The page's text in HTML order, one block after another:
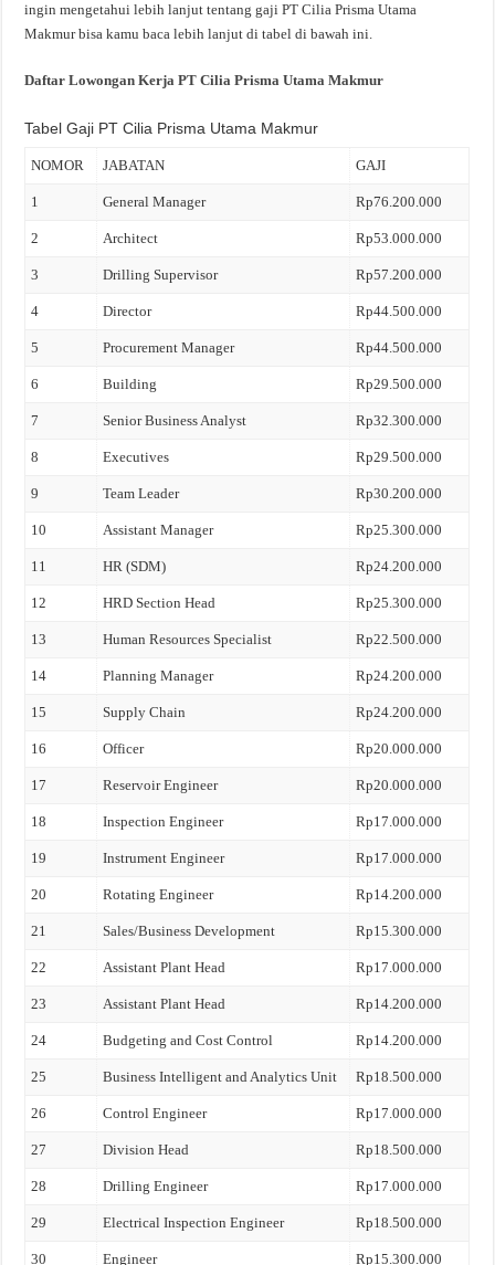
ingin mengetahui lebih lanjut tentang gaji PT Cilia Prisma Utama
Makmur bisa kamu baca lebih lanjut di tabel di bawah ini.
Daftar Lowongan Kerja PT Cilia Prisma Utama Makmur
Tabel Gaji PT Cilia Prisma Utama Makmur
NOMOR JABATAN GAJI
1 General Manager Rp76.200.000
2 Architect Rp53.000.000
3 Drilling Supervisor Rp57.200.000
4 Director Rp44.500.000
5 Procurement Manager Rp44.500.000
6 Building Rp29.500.000
7 Senior Business Analyst Rp32.300.000
8 Executives Rp29.500.000
9 Team Leader Rp30.200.000
10 Assistant Manager Rp25.300.000
11 HR (SDM) Rp24.200.000
12 HRD Section Head Rp25.300.000
13 Human Resources Specialist Rp22.500.000
14 Planning Manager Rp24.200.000
15 Supply Chain Rp24.200.000
16 Officer Rp20.000.000
17 Reservoir Engineer Rp20.000.000
18 Inspection Engineer Rp17.000.000
19 Instrument Engineer Rp17.000.000
20 Rotating Engineer Rp14.200.000
21 Sales/Business Development Rp15.300.000
22 Assistant Plant Head Rp17.000.000
23 Assistant Plant Head Rp14.200.000
24 Budgeting and Cost Control Rp14.200.000
25 Business Intelligent and Analytics Unit Rp18.500.000
26 Control Engineer Rp17.000.000
27 Division Head Rp18.500.000
28 Drilling Engineer Rp17.000.000
29 Electrical Inspection Engineer Rp18.500.000
30 Engineer Rp15.300.000